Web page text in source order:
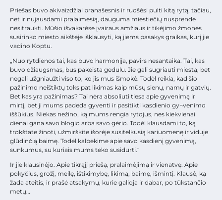
Priešas buvo akivaizdžiai pranašesnis ir ruošėsi pulti kitą rytą, tačiau,
net ir nujausdami pralaimėsią, dauguma miestiečių nusprendė
nesitraukti. Mūšio išvakarėse įvairaus amžiaus ir tikėjimo žmonės
susirinko miesto aikštėje išklausyti, ką jiems pasakys graikas, kurį jie
vadino Koptu.
„Nuo rytdienos tai, kas buvo harmonija, pavirs nesantaika. Tai, kas
buvo džiaugsmas, bus pakeista gedulu. Jie gali sugriauti miestą, bet
negali užgniaužti viso to, ko jis mus išmokė. Todėl reikia, kad šio
pažinimo neištiktų toks pat likimas kaip mūsų sienų, namų ir gatvių.
Bet kas yra pažinimas? Tai nėra absoliuti tiesa apie gyvenimą ir
mirtį, bet ji mums padeda gyventi ir pasitikti kasdienio gy¬venimo
iššūkius. Niekas nežino, ką mums rengia rytojus, nes kiekvienai
dienai gana savo blogio arba savo gėrio. Todėl klausdami to, ką
trokštate žinoti, užmirškite išorėje susitelkusią kariuomenę ir viduje
glūdinčią baimę. Todėl kalbėkime apie savo kasdienį gyvenimą,
sunkumus, su kuriais mums teko susidurti.“
Ir jie klausinėjo. Apie tikrąjį priešą, pralaimėjimą ir vienatvę. Apie
pokyčius, grožį, meilę, ištikimybę, likimą, baimę, išmintį. Klausė, ką
žada ateitis, ir prašė atsakymų, kurie galioja ir dabar, po tūkstančio
metų…